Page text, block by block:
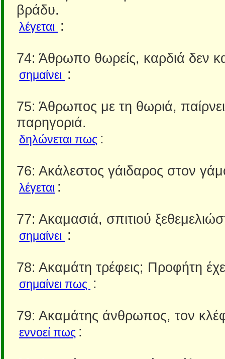
βράδυ.
λέγεται :
74: Άθρωπο θωρείς, καρδιά δεν
σημαίνει :
75: Άθρωπος με τη θωριά,
παρηγοριά.
δηλώνεται πως :
76: Ακάλεστος γάιδαρος στον
λέγεται :
77: Ακαμασιά, σπιτιού
σημαίνει :
78: Ακαμάτη τρέφεις; Προφήτη
σημαίνει πως :
79: Ακαμάτης άνθρωπος, τον
εννοεί πως :